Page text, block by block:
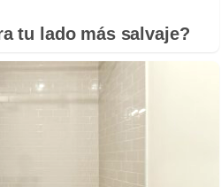
tu lado más salvaje?